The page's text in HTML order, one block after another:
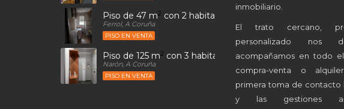
Piso de 47 m2 con 2 habitaciones y 1 baños en Santa
Ferrol, A Coruña
PISO EN VENTA
Piso de 125 m2 con 3 habitaciones y 1 baños en Alto del
Narón, A Coruña
PISO EN VENTA
inmobiliario.
El trato cercano,
personalizado nos
acompañamos en todo
compra-venta o
primera toma de contacto
y las gestiones